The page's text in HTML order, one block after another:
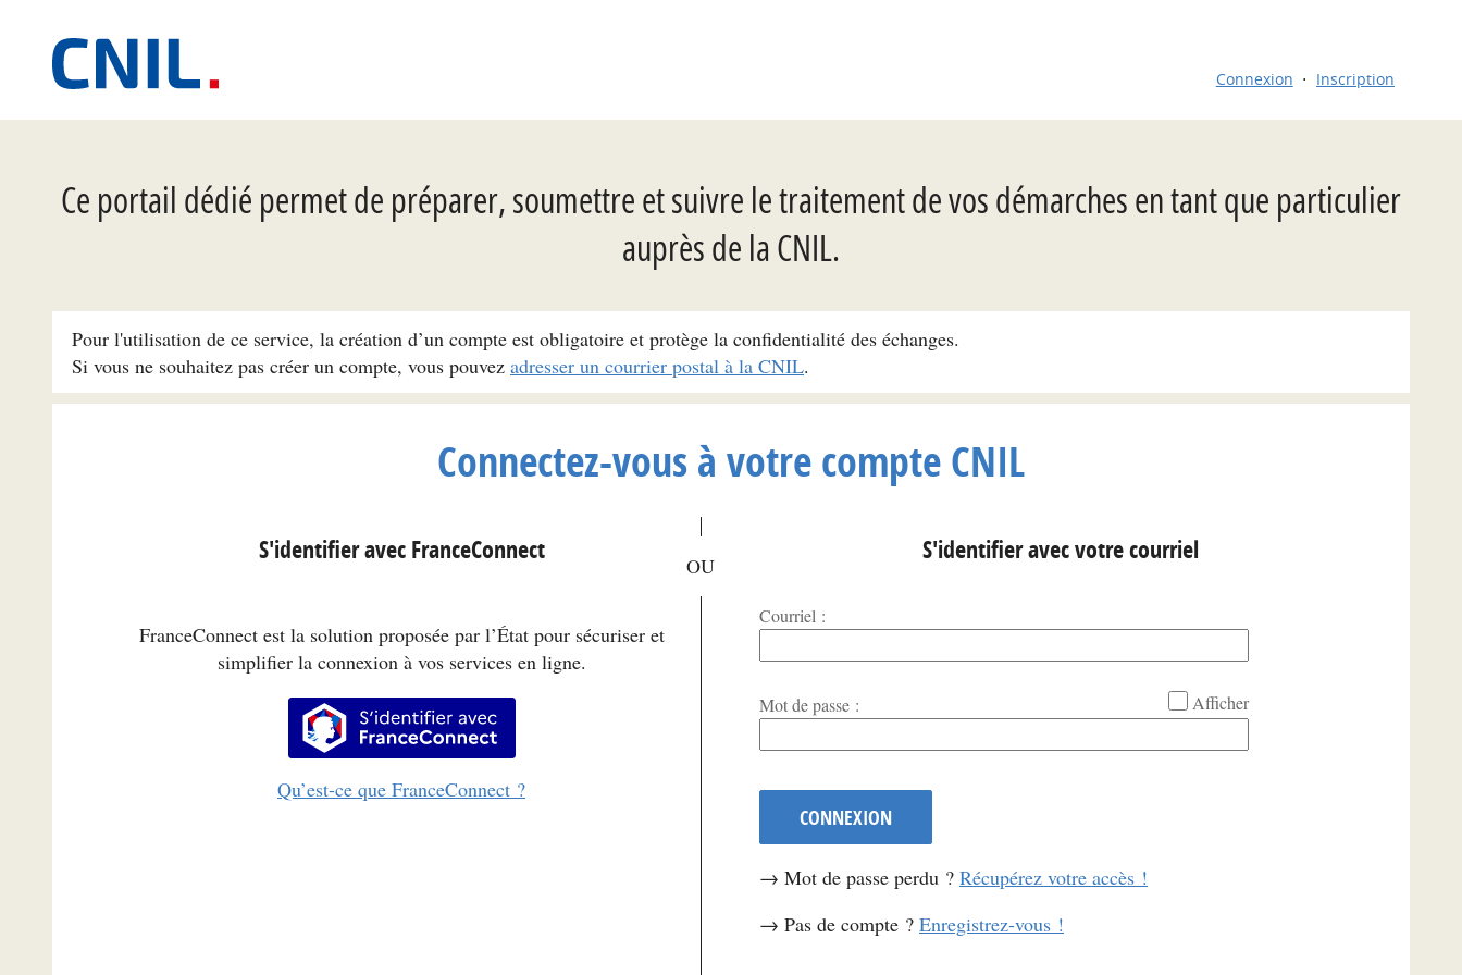
Connexion Inscription
Ce portail dédié permet de préparer, soumettre et suivre le traitement de vos démarches en tant que particulier
auprès de la CNIL.
Pour l'utilisation de ce service, la création d’un compte est obligatoire et protège la confidentialité des échanges.
Si vous ne souhaitez pas créer un compte, vous pouvez adresser un courrier postal à la CNIL.
Connectez-vous à votre compte CNIL
S'identifier avec FranceConnect
FranceConnect est la solution proposée par l’État pour sécuriser et
simplifier la connexion à vos services en ligne.
S’identifier avec FranceConnect
Qu’est-ce que FranceConnect ?
S'identifier avec votre courriel
Courriel :
Mot de passe : Afficher
CONNEXION
→ Mot de passe perdu ? Récupérez votre accès !
→ Pas de compte ? Enregistrez-vous !